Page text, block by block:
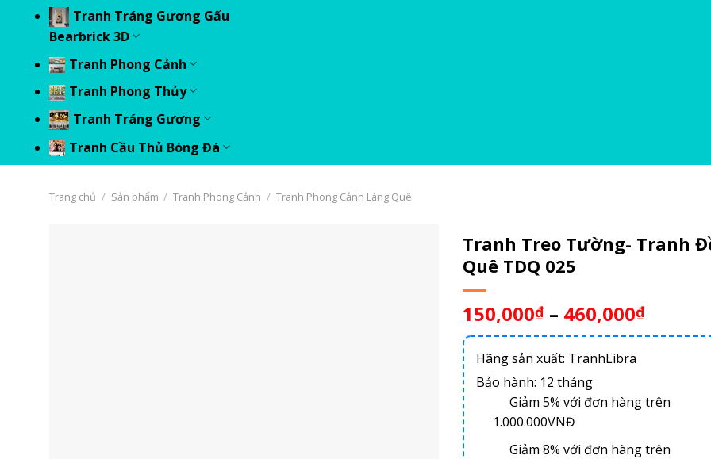
Tranh Tráng Gương Gấu
Bearbrick 3D
Tranh Phong Cảnh
Tranh Phong Thủy
Tranh Tráng Gương
Tranh Cầu Thủ Bóng Đá
Trang chủ / Sản phẩm / Tranh Phong Cảnh / Tranh Phong Cảnh Làng Quê
Tranh Treo Tường- Tranh
Quê TDQ 025
150,000₫– 460,000₫
Hãng sản xuất: TranhLibra
Bảo hành: 12 tháng
Giảm 5% với đơn hàng trên
1.000.000VNĐ
Giảm 8% với đơn hàng trên